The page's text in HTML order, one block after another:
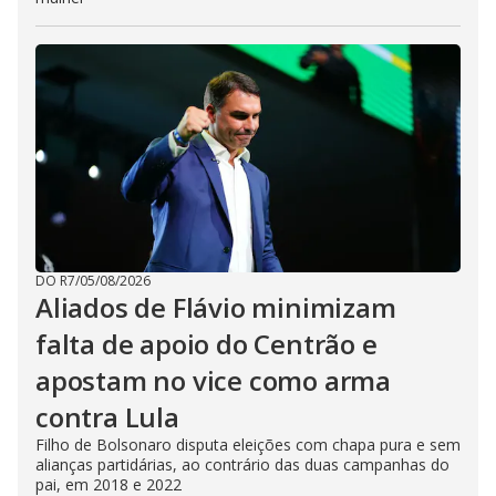
DO R7/05/08/2026
Aliados de Flávio minimizam
falta de apoio do Centrão e
apostam no vice como arma
contra Lula
Filho de Bolsonaro disputa eleições com chapa pura e sem
alianças partidárias, ao contrário das duas campanhas do
pai, em 2018 e 2022